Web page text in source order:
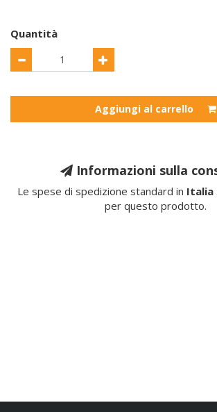
Quantità
Aggiungi al carrello
Informazioni sulla
Le spese di spedizione standard in Italia
per questo prodotto.